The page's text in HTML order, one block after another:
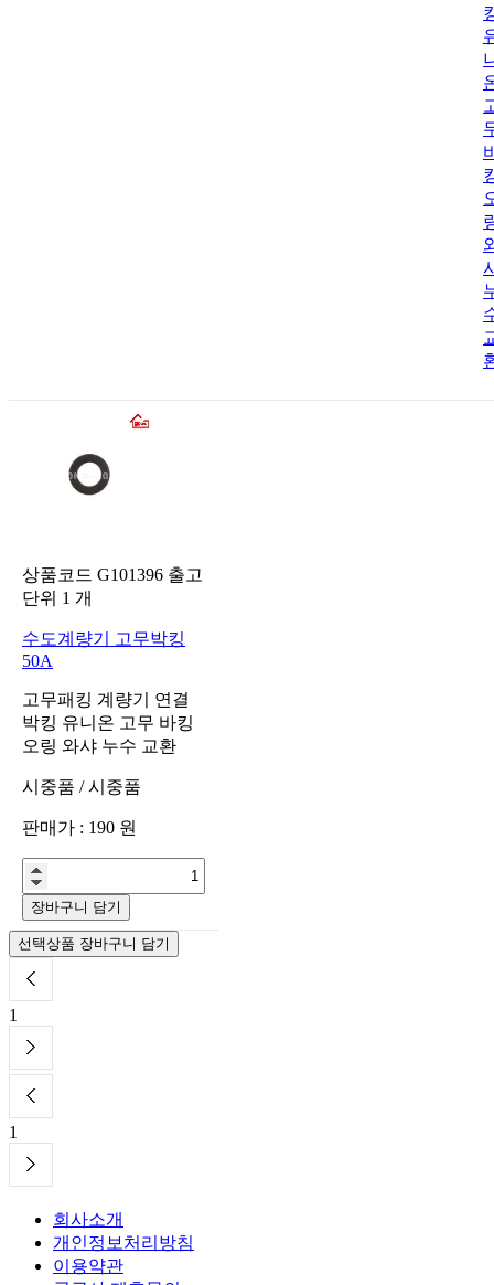
상품코드 G101396 출고
단위 1 개
수도계량기 고무박킹
50A
고무패킹 계량기 연결
박킹 유니온 고무 바킹
오링 와샤 누수 교환
시중품 / 시중품
판매가 : 190 원
장바구니 담기
선택상품 장바구니 담기
1
1
회사소개
개인정보처리방침
이용약관